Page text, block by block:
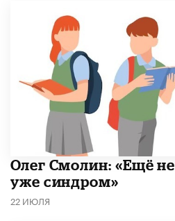
​Олег Смолин: «Ещё
уже синдром»
22 ИЮЛЯ